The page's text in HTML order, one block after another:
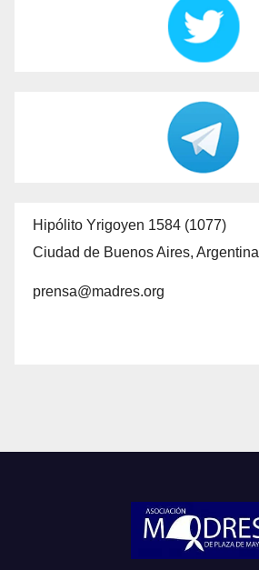
Hipólito Yrigoyen 1584 (1077)
Ciudad de Buenos Aires, Argentina
prensa@madres.org